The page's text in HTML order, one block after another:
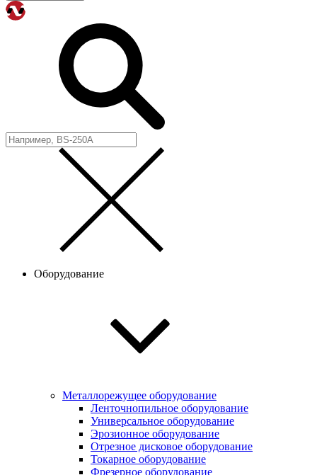
Оборудование
Металлорежущее оборудование
Ленточнопильное оборудование
Универсальное оборудование
Эрозионное оборудование
Отрезное дисковое оборудование
Токарное оборудование
Фрезерное оборудование